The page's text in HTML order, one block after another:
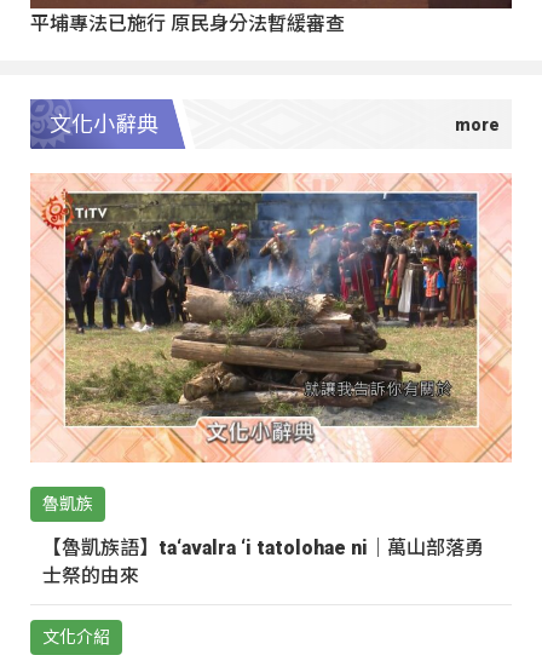
平埔專法已施行 原民身分法暫緩審查
文化小辭典
魯凱族
【魯凱族語】ta‘avalra ‘i tatolohae ni｜萬山部落勇
士祭的由來
文化介紹